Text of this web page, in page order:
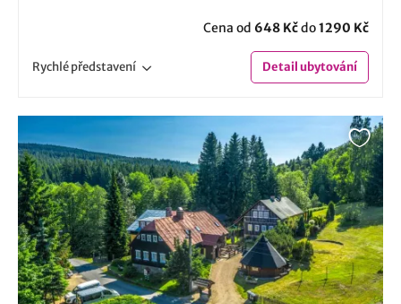
Cena od 648 Kčdo1290 Kč
Rychlépředstavení Detailubytování